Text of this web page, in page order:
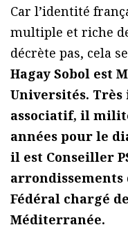
Car l’identité
multiple et riche
décrète pas, cela
Hagay Sobol est
Universités. Très
associatif, il
années pour le
il est Conseiller
arrondissements
Fédéral chargé
Méditerranée.